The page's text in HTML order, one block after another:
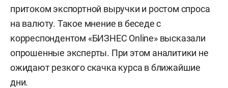
притоком экспортной выручки и ростом спроса
на валюту. Такое мнение в беседе с
корреспондентом «БИЗНЕС Online» высказали
опрошенные эксперты. При этом аналитики не
ожидают резкого скачка курса в ближайшие
дни.